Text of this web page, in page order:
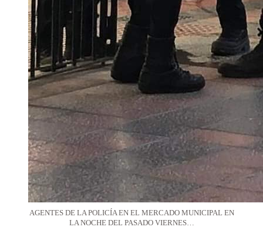
AGENTES DE LA POLICÍA EN EL MERCADO MUNICIPAL EN
LA NOCHE DEL PASADO VIERNES…